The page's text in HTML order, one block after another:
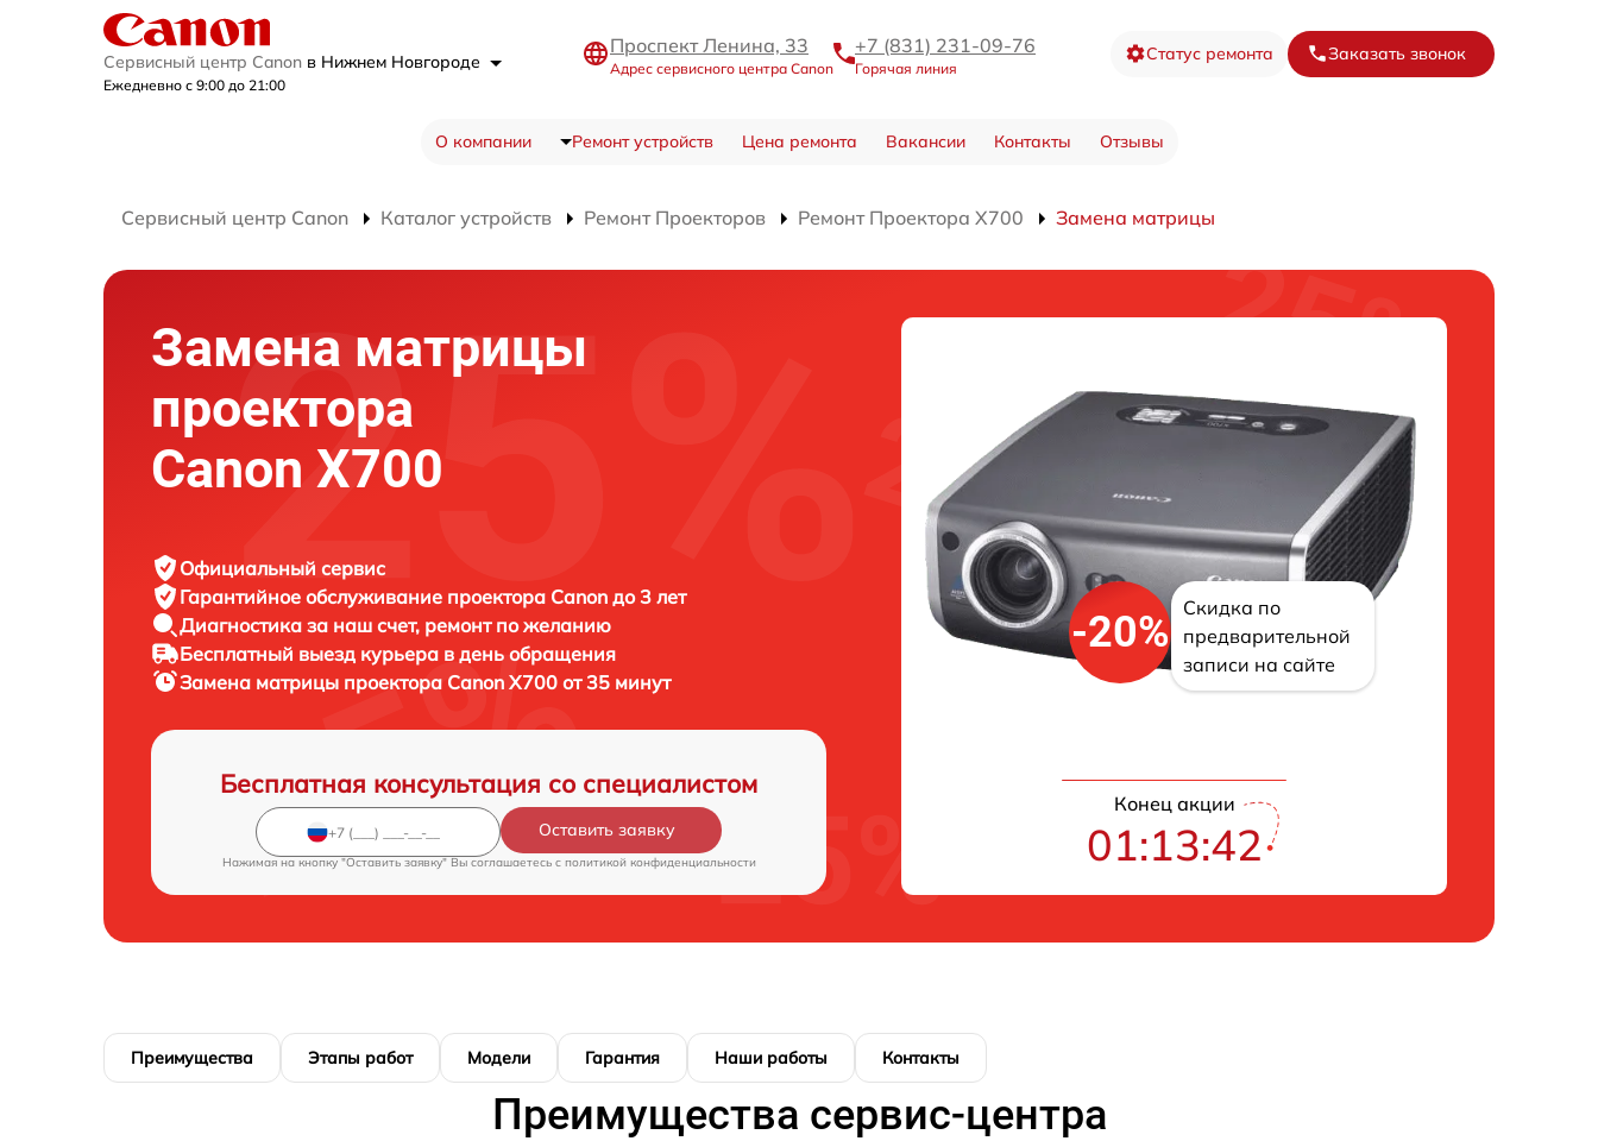
Сервисный центр Canon в Нижнем Новгороде
Ежедневно с 9:00 до 21:00
Проспект Ленина, 33
Адрес сервисного центра Canon
+7 (831) 231-09-76
Горячая линия
Статус ремонта Заказать звонок
О компании Ремонт устройств Цена ремонта Вакансии Контакты Отзывы
Сервисный центр Canon Каталог устройств Ремонт Проекторов Ремонт Проектора X700 Замена матрицы
Замена матрицы
проектора
Canon X700
Официальный сервис
Гарантийное обслуживание проектора Canon до 3 лет
Диагностика за наш счет, ремонт по желанию
Бесплатный выезд курьера в день обращения
Замена матрицы проектора Canon X700 от 35 минут
Бесплатная консультация со специалистом
Оставить заявку
Нажимая на кнопку "Оставить заявку" Вы соглашаетесь c политикой конфиденциальности
-20%
Скидка по
предварительной
записи на сайте
Конец акции
01:13:41
Преимущества Этапы работ Модели Гарантия Наши работы Контакты
Преимущества сервис-центра